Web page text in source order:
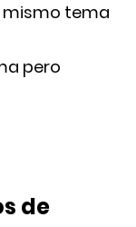
mismo tema
pero
de